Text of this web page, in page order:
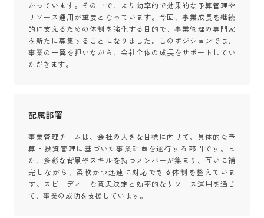
かっています。その中で、より効率的で効果的な予算管理や
リソース運用が重要となっています。今回、事業成長を継続
的に支えるための体制を強化する目的で、事業管理の専門家
を新たに募集することになりました。このポジションでは、
事業の一翼を担いながら、会社全体の成長をサポートしてい
ただきます。
配属部署
事業管理チームは、会社の大きな目標に向けて、具体的な予
算・投資管理に基づいた事業計画を遂行する部門です。ま
た、多彩な背景やスキルを持つメンバーが集まり、互いに補
完しながら、柔軟かつ迅速に対応できる体制を整えていま
す。スピーディーな意思決定と効率的なリソース運用を通じ
て、事業の成功を支援しています。